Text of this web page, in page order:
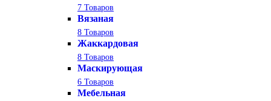
7 Товаров
Вязаная
8 Товаров
Жаккардовая
8 Товаров
Маскирующая
6 Товаров
Мебельная